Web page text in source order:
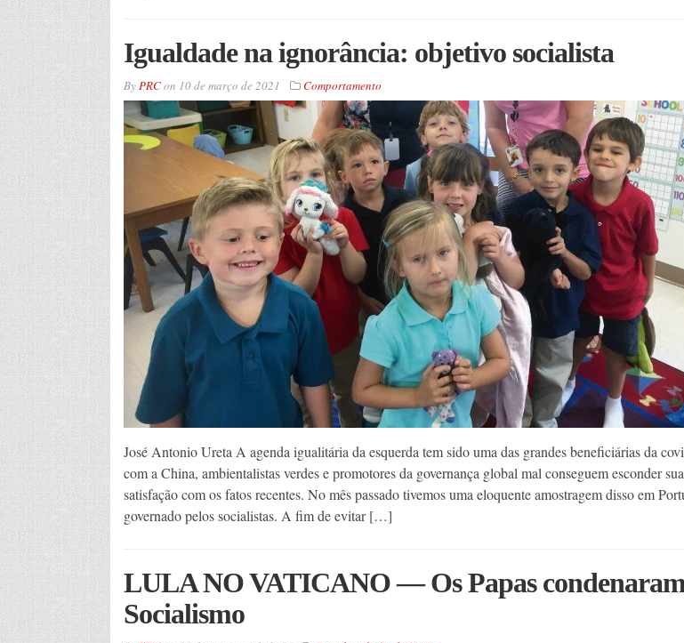
Igualdade na ignorância: objetivo socialista
ByPRCon 10 de março de 2021 Comportamento
José Antonio Ureta A agenda igualitária da esquerda tem sido uma das grandes beneficiárias da
com a China, ambientalistas verdes e promotores da governança global mal conseguem esconder
satisfação com os fatos recentes. No mês passado tivemos uma eloquente amostragem disso em
governado pelos socialistas. A fim de evitar […]
LULA NO VATICANO — Os Papas
Socialismo